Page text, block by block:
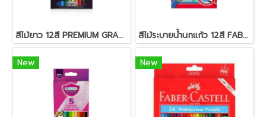
สีไม้ยาว 12สี PREMIUM GRADE MASTER-ART สีไม้ระบายน้ำนกแก้ว 12สี FABER-CASTELL
New New